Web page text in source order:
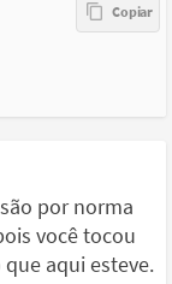
por norma
você tocou
aqui esteve.